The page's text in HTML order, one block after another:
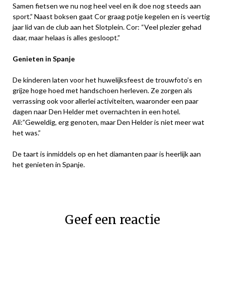
Samen fietsen we nu nog heel veel en ik doe nog steeds aan
sport.” Naast boksen gaat Cor graag potje kegelen en is veertig
jaar lid van de club aan het Slotplein. Cor: “Veel plezier gehad
daar, maar helaas is alles gesloopt.”
Genieten in Spanje
De kinderen laten voor het huwelijksfeest de trouwfoto’s en
grijze hoge hoed met handschoen herleven. Ze zorgen als
verrassing ook voor allerlei activiteiten, waaronder een paar
dagen naar Den Helder met overnachten in een hotel.
Ali:”Geweldig, erg genoten, maar Den Helder is niet meer wat
het was.”
De taart is inmiddels op en het diamanten paar is heerlijk aan
het genieten in Spanje.
Geef een reactie